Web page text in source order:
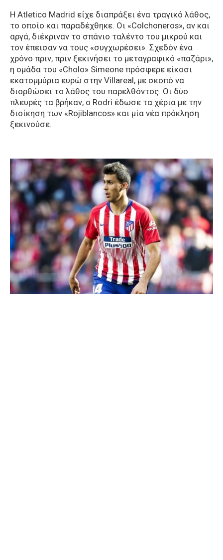
Η Atletico Madrid είχε διαπράξει ένα τραγικό λάθος,
το οποίο και παραδέχθηκε. Οι «Colchoneros», αν και
αργά, διέκριναν το σπάνιο ταλέντο του μικρού και
τον έπεισαν να τους «συγχωρέσει». Σχεδόν ένα
χρόνο πριν, πριν ξεκινήσει το μεταγραφικό «παζάρι»,
η ομάδα του «Cholo» Simeone πρόσφερε είκοσι
εκατομμύρια ευρώ στην Villareal, με σκοπό να
διορθώσει το λάθος του παρελθόντος. Οι δύο
πλευρές τα βρήκαν, ο Rodri έδωσε τα χέρια με την
διοίκηση των «Rojiblancos» και μία νέα πρόκληση
ξεκινούσε.